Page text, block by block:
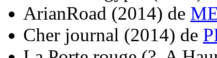
ArianRoad (2014) de
Cher journal (2014) de